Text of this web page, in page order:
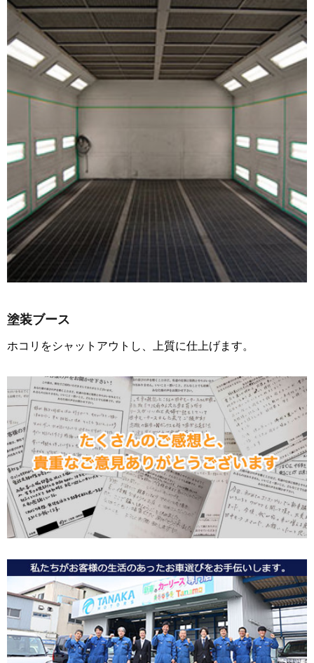
塗装ブース
ホコリをシャットアウトし、上質に仕上げます。